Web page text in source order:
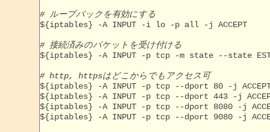
# ループバックを有効にする
${iptables} -A INPUT -i lo -p all -j ACCEPT
# 接続済みのパケットを受け付ける
${iptables} -A INPUT -p tcp -m state --state
# http, httpsはどこからでもアクセス可
${iptables} -A INPUT -p tcp --dport 80 -j
${iptables} -A INPUT -p tcp --dport 443 -j
${iptables} -A INPUT -p tcp --dport 8080 -j
${iptables} -A INPUT -p tcp --dport 9080 -j